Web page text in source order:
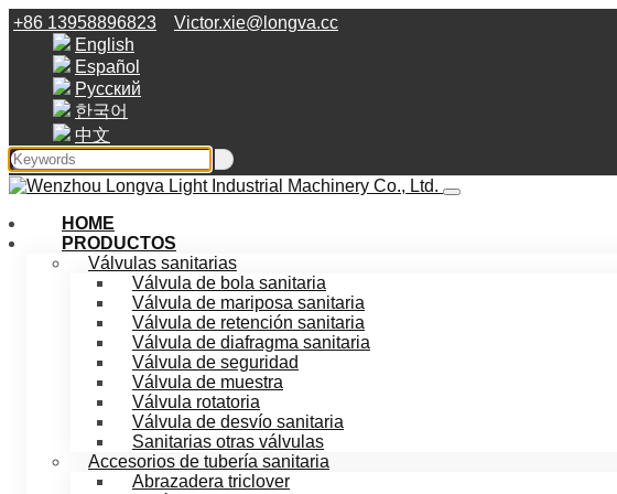
+86 13958896823
Victor.xie@longva.cc
English
Español
Русский
한국어
中文
HOME
PRODUCTOS
Válvulas sanitarias
Válvula de bola sanitaria
Válvula de mariposa sanitaria
Válvula de retención sanitaria
Válvula de diafragma sanitaria
Válvula de seguridad
Válvula de muestra
Válvula rotatoria
Válvula de desvío sanitaria
Sanitarias otras válvulas
Accesorios de tubería sanitaria
Abrazadera triclover